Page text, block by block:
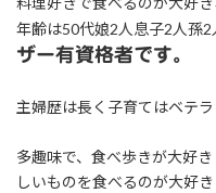
年齢は50代娘2人息子2人孫2
ザー有資格者です。
主婦歴は長く子育てはベテラ
多趣味で、食べ歩きが大好
しいものを食べるのが大好き